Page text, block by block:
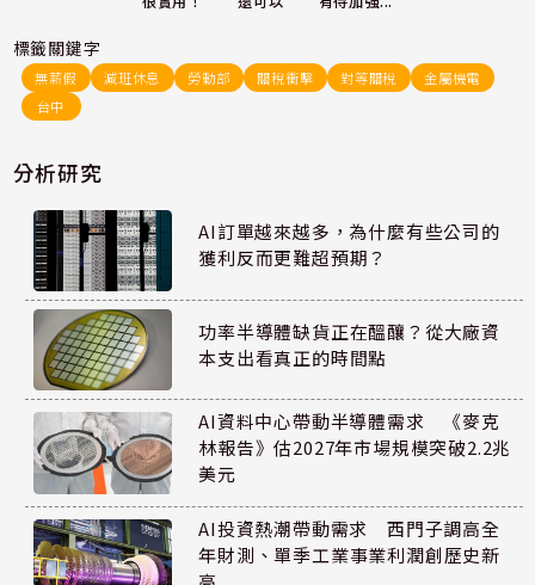
標籤關鍵字
無薪假 減班休息 勞動部 關稅衝擊 對等關稅
金屬機電
台中
分析研究
AI訂單越來越多，為什麼有些公司的
獲利反而更難超預期？
功率半導體缺貨正在醞釀？從大廠資
本支出看真正的時間點
AI資料中心帶動半導體需求 《麥克
林報告》估2027年市場規模突破2.2兆
美元
AI投資熱潮帶動需求 西門子調高全
年財測、單季工業事業利潤創歷史新